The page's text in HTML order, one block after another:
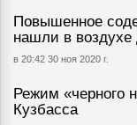
Повышенное
нашли в воздухе
в 20:42 30 ноя 2020 г.
Режим «черного
Кузбасса